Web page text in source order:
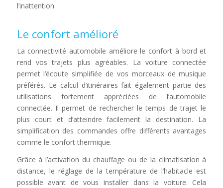
l’inattention.
Le confort amélioré
La connectivité automobile améliore le confort à bord et
rend vos trajets plus agréables. La voiture connectée
permet l’écoute simplifiée de vos morceaux de musique
préférés. Le calcul d’itinéraires fait également partie des
utilisations fortement appréciées de l’automobile
connectée. Il permet de rechercher le temps de trajet le
plus court et d’atteindre facilement la destination. La
simplification des commandes offre différents avantages
comme le confort thermique.
Grâce à l’activation du chauffage ou de la climatisation à
distance, le réglage de la température de l’habitacle est
possible avant de vous installer dans la voiture. Cela